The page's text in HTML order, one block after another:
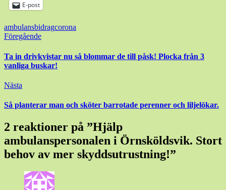
E-post
ambulansbidragcorona
Inläggsnavigering
Föregående
Ta in drivkvistar nu så blommar de till påsk! Plocka från 3
vanliga buskar!
Nästa
Så planterar man och sköter barrotade perenner och liljelökar.
2 reaktioner på ”Hjälp
ambulanspersonalen i Örnsköldsvik. Stort
behov av mer skyddsutrustning!”